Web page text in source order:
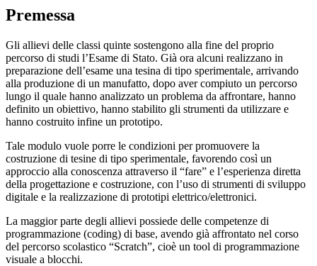
Premessa
Gli allievi delle classi quinte sostengono alla fine del proprio
percorso di studi l’Esame di Stato. Già ora alcuni realizzano in
preparazione dell’esame una tesina di tipo sperimentale, arrivando
alla produzione di un manufatto, dopo aver compiuto un percorso
lungo il quale hanno analizzato un problema da affrontare, hanno
definito un obiettivo, hanno stabilito gli strumenti da utilizzare e
hanno costruito infine un prototipo.
Tale modulo vuole porre le condizioni per promuovere la
costruzione di tesine di tipo sperimentale, favorendo così un
approccio alla conoscenza attraverso il “fare” e l’esperienza diretta
della progettazione e costruzione, con l’uso di strumenti di sviluppo
digitale e la realizzazione di prototipi elettrico/elettronici.
La maggior parte degli allievi possiede delle competenze di
programmazione (coding) di base, avendo già affrontato nel corso
del percorso scolastico “Scratch”, cioè un tool di programmazione
visuale a blocchi.